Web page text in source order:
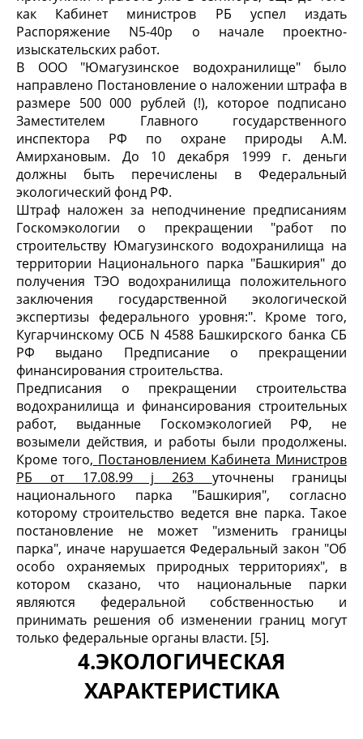
как Кабинет министров РБ успел издать
Распоряжение N5-40р о начале проектно-
изыскательских работ.
В ООО "Юмагузинское водохранилище" было
направлено Постановление о наложении штрафа в
размере 500 000 рублей (!), которое подписано
Заместителем Главного государственного
инспектора РФ по охране природы А.М.
Амирхановым. До 10 декабря 1999 г. деньги
должны быть перечислены в Федеральный
экологический фонд РФ.
Штраф наложен за неподчинение предписаниям
Госкомэкологии о прекращении "работ по
строительству Юмагузинского водохранилища на
территории Национального парка "Башкирия" до
получения ТЭО водохранилища положительного
заключения государственной экологической
экспертизы федерального уровня:". Кроме того,
Кугарчинскому ОСБ N 4588 Башкирского банка СБ
РФ выдано Предписание о прекращении
финансирования строительства.
Предписания о прекращении строительства
водохранилища и финансирования строительных
работ, выданные Госкомэкологией РФ, не
возымели действия, и работы были продолжены.
Кроме того, Постановлением Кабинета Министров
РБ от 17.08.99 ј 263 уточнены границы
национального парка "Башкирия", согласно
которому строительство ведется вне парка. Такое
постановление не может "изменить границы
парка", иначе нарушается Федеральный закон "Об
особо охраняемых природных территориях", в
котором сказано, что национальные парки
являются федеральной собственностью и
принимать решения об изменении границ могут
только федеральные органы власти. [5].
4.ЭКОЛОГИЧЕСКАЯ
ХАРАКТЕРИСТИКА